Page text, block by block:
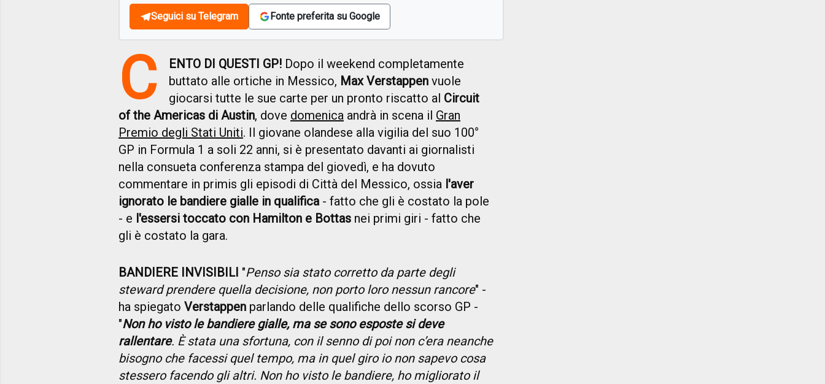
Seguici su Telegram Fonte preferita su Google
C ENTO DI QUESTI GP! Dopo il weekend completamente
buttato alle ortiche in Messico, Max Verstappen vuole
giocarsi tutte le sue carte per un pronto riscatto al Circuit
of the Americas di Austin, dove domenica andrà in scena il Gran
Premio degli Stati Uniti. Il giovane olandese alla vigilia del suo 100°
GP in Formula 1 a soli 22 anni, si è presentato davanti ai giornalisti
nella consueta conferenza stampa del giovedì, e ha dovuto
commentare in primis gli episodi di Città del Messico, ossia l'aver
ignorato le bandiere gialle in qualifica- fatto che gli è costato la pole
- e l'essersi toccato con Hamilton e Bottas nei primi giri - fatto che
gli è costato la gara.
BANDIERE INVISIBILI "Penso sia stato corretto da parte degli
steward prendere quella decisione, non porto loro nessun rancore" -
ha spiegato Verstappen parlando delle qualifiche dello scorso GP -
"Non ho visto le bandiere gialle, ma se sono esposte si deve
rallentare. È stata una sfortuna, con il senno di poi non c’era neanche
bisogno che facessi quel tempo, ma in quel giro io non sapevo cosa
stessero facendo gli altri. Non ho visto le bandiere, ho migliorato il